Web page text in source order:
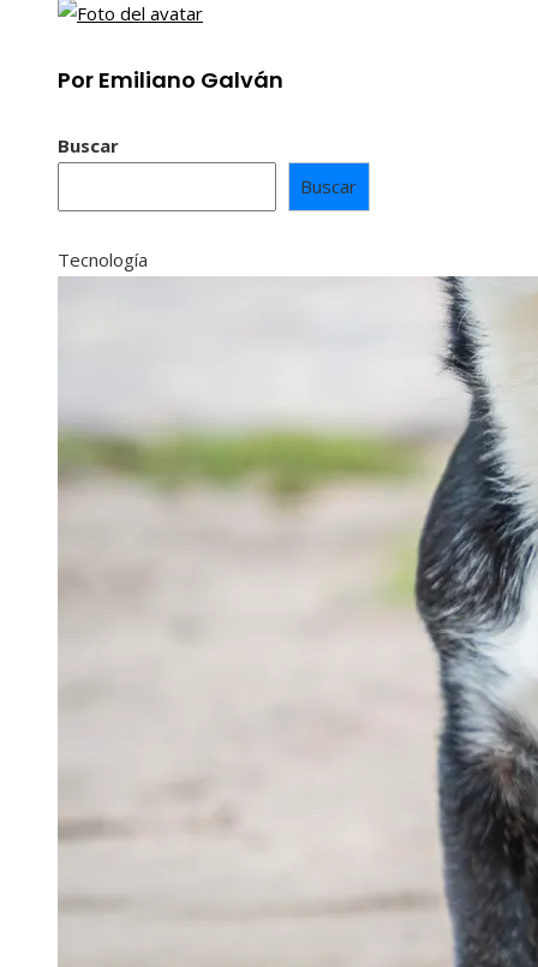
Por Emiliano Galván
Buscar
Buscar
Tecnología